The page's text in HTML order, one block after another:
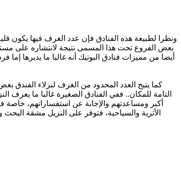
ونظرا لطبيعة هذه الفنادق فإن عدد الغرف فيها يكون
بعض الفروع تحت هذا المسمى نتيجة لانتشاره على
أيضا من مميزات فنادق البوتيك أنه غالبا ما يديرها
كما يتيح العدد المحدود من الغرف لنزلاء الفندق
التامة للمكان.. ففي الفنادق الصغيرة غالبا ما
أكبر ومساعدتهم والإجابة عن استفساراتهم، خاصة
الأثرية والسياحية، فتوفر على النزيل مشقة